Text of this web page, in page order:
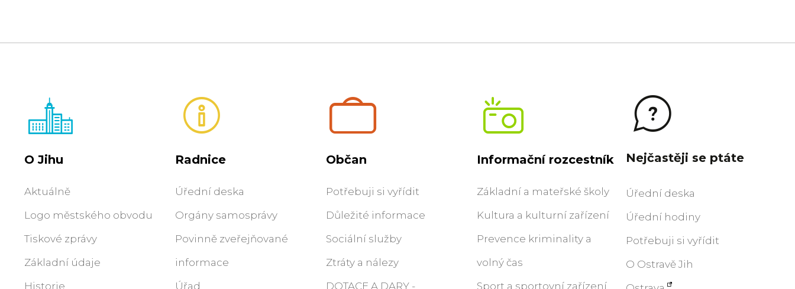
O Jihu
Aktuálně
Logo městského obvodu
Tiskové zprávy
Základní údaje
Historie
Radnice
Úřední deska
Orgány samosprávy
Povinně zveřejňované
informace
Úřad
Občan
Potřebuji si vyřídit
Důležité informace
Sociální služby
Ztráty a nálezy
DOTACE A DARY -
Informační rozcestník
Základní a mateřské školy
Kultura a kulturní zařízení
Prevence kriminality a
volný čas
Sport a sportovní zařízení
Nejčastěji se ptáte
Úřední deska
Úřední hodiny
Potřebuji si vyřídit
O Ostravě Jih